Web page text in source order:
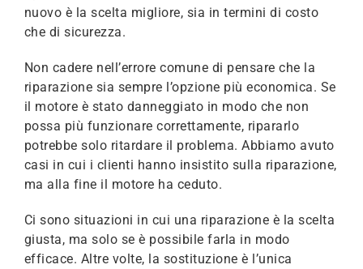
nuovo è la scelta migliore, sia in termini di costo
che di sicurezza.
Non cadere nell’errore comune di pensare che la
riparazione sia sempre l’opzione più economica. Se
il motore è stato danneggiato in modo che non
possa più funzionare correttamente, ripararlo
potrebbe solo ritardare il problema. Abbiamo avuto
casi in cui i clienti hanno insistito sulla riparazione,
ma alla fine il motore ha ceduto.
Ci sono situazioni in cui una riparazione è la scelta
giusta, ma solo se è possibile farla in modo
efficace. Altre volte, la sostituzione è l’unica